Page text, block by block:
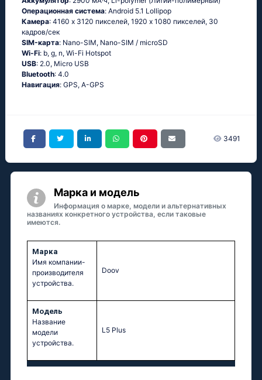
Oперационная система: Android 5.1 Lollipop
Камера: 4160 x 3120 пикселей, 1920 x 1080 пикселей, 30
кадров/сек
SIM-карта: Nano-SIM, Nano-SIM / microSD
Wi-Fi: b, g, n, Wi-Fi Hotspot
USB: 2.0, Micro USB
Bluetooth: 4.0
Навигация: GPS, A-GPS
3491
Марка и модель
Информация о марке, модели и альтернативных
названиях конкретного устройства, если таковые
имеются.
Марка
Имя компании-
производителя
устройства.
Doov
Модель
Название
модели
устройства.
L5 Plus